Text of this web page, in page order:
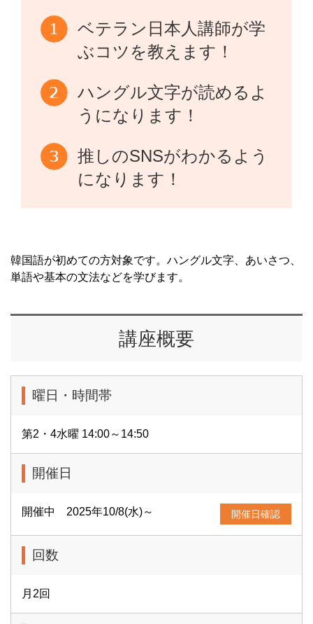
ベテラン日本人講師が学
ぶコツを教えます！
ハングル文字が読めるよ
うになります！
推しのSNSがわかるよう
になります！
韓国語が初めての方対象です。ハングル文字、あいさつ、
単語や基本の文法などを学びます。
講座概要
曜日・時間帯
第2・4水曜 14:00～14:50
開催日
開催中 2025年10/8(水)～ 開催日確認
回数
月2回